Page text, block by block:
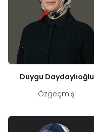
Duygu Daydaylıoğlu
Özgeçmişi